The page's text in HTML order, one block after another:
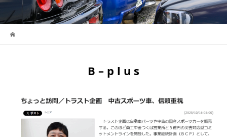
B – p l u s